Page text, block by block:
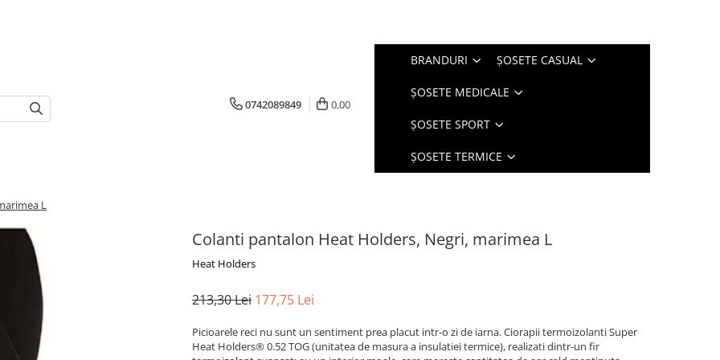
0742089849 0,00
BRANDURI ȘOSETE CASUAL
ȘOSETE MEDICALE
ȘOSETE SPORT
ȘOSETE TERMICE
L
Colanti pantalon Heat Holders, Negri, marimea L
Heat Holders
213,30 Lei 177,75 Lei
Picioarele reci nu sunt un sentiment prea placut intr-o zi de iarna. Ciorapii termoizolanti Super
Heat Holders® 0.52 TOG (unitatea de masura a insulatiei termice), realizati dintr-un fir